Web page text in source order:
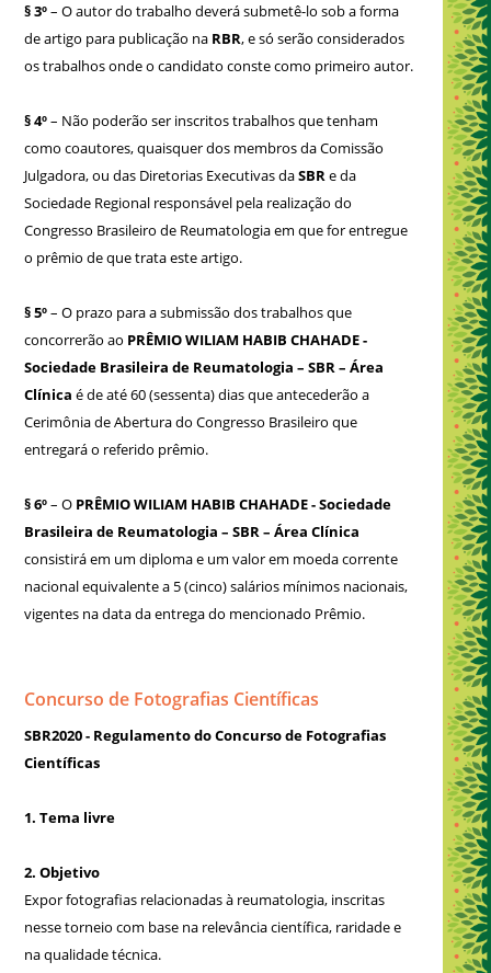
§ 3º– O autor do trabalho deverá submetê-lo sob a forma
de artigo para publicação na RBR, e só serão considerados
os trabalhos onde o candidato conste como primeiro autor.
§ 4º– Não poderão ser inscritos trabalhos que tenham
como coautores, quaisquer dos membros da Comissão
Julgadora, ou das Diretorias Executivas daSBRe da
Sociedade Regional responsável pela realização do
Congresso Brasileiro de Reumatologia em que for entregue
o prêmio de que trata este artigo.
§ 5º– O prazo para a submissão dos trabalhos que
concorrerão ao PRÊMIO WILIAM HABIB CHAHADE -
Sociedade Brasileira de Reumatologia – SBR – Área
Clínica é de até 60 (sessenta) dias que antecederão a
Cerimônia de Abertura do Congresso Brasileiro que
entregará o referido prêmio.
§ 6º– O PRÊMIO WILIAM HABIB CHAHADE - Sociedade
Brasileira de Reumatologia – SBR – Área Clínica
consistirá em um diploma e um valor em moeda corrente
nacional equivalente a 5 (cinco) salários mínimos nacionais,
vigentes na data da entrega do mencionado Prêmio.
Concurso de Fotografias Científicas
SBR2020 - Regulamento do Concurso de Fotografias
Científicas
1. Tema livre
2. Objetivo
Expor fotografias relacionadas à reumatologia, inscritas
nesse torneio com base na relevância científica, raridade e
na qualidade técnica.